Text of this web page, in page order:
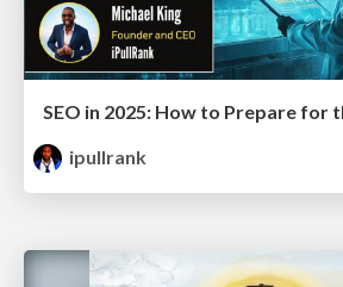
ipullrank